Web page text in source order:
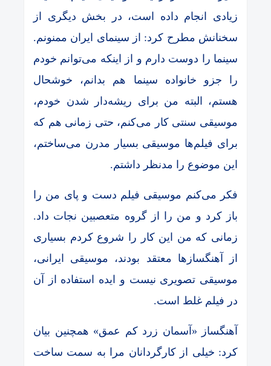
زیادی انجام داده است،‌ در بخش دیگری از
سخنانش مطرح کرد: از سینمای ایران ممنونم.
سینما را دوست دارم و از اینکه می‌توانم خودم
را جزو خانواده سینما هم بدانم، خوشحال
هستم، البته من برای ریشه‌دار شدن خودم،
موسیقی سنتی کار می‌کنم، حتی زمانی هم که
برای فیلم‌ها موسیقی بسیار مدرن می‌ساختم،
این موضوع را مدنظر داشتم.
فکر می‌کنم موسیقی فیلم دست و پای من را
باز کرد و من را از گروه متعصبین نجات داد.
زمانی که من این کار را شروع کردم بسیاری
از آهنگسازها معتقد بودند، موسیقی ایرانی‌،
موسیقی تصویری نیست و ایده استفاده از آن
در فیلم غلط است.
آهنگساز «آسمان زرد کم عمق» همچنین بیان
کرد: خیلی از کارگردانان مرا به سمت ساخت